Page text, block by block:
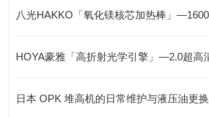
日本 OPK 堆高机的日常维护与液压油更换